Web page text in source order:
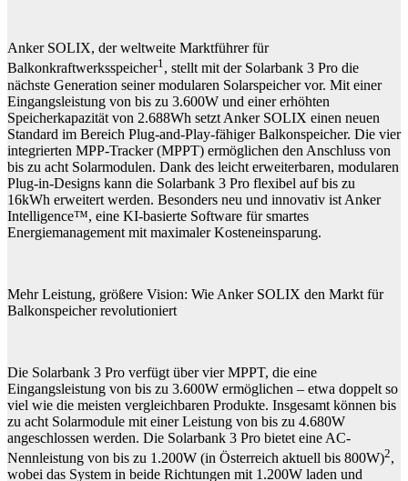
Anker SOLIX, der weltweite Marktführer für
Balkonkraftwerksspeicher1, stellt mit der Solarbank 3 Pro die
nächste Generation seiner modularen Solarspeicher vor. Mit einer
Eingangsleistung von bis zu 3.600W und einer erhöhten
Speicherkapazität von 2.688Wh setzt Anker SOLIX einen neuen
Standard im Bereich Plug-and-Play-fähiger Balkonspeicher. Die vier
integrierten MPP-Tracker (MPPT) ermöglichen den Anschluss von
bis zu acht Solarmodulen. Dank des leicht erweiterbaren, modularen
Plug-in-Designs kann die Solarbank 3 Pro flexibel auf bis zu
16kWh erweitert werden. Besonders neu und innovativ ist Anker
Intelligence™, eine KI-basierte Software für smartes
Energiemanagement mit maximaler Kosteneinsparung.
Mehr Leistung, größere Vision: Wie Anker SOLIX den Markt für
Balkonspeicher revolutioniert
Die Solarbank 3 Pro verfügt über vier MPPT, die eine
Eingangsleistung von bis zu 3.600W ermöglichen – etwa doppelt so
viel wie die meisten vergleichbaren Produkte. Insgesamt können bis
zu acht Solarmodule mit einer Leistung von bis zu 4.680W
angeschlossen werden. Die Solarbank 3 Pro bietet eine AC-
Nennleistung von bis zu 1.200W (in Österreich aktuell bis 800W)2,
wobei das System in beide Richtungen mit 1.200W laden und